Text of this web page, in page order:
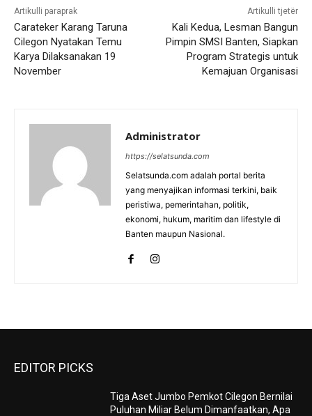
Artikulli paraprak
Carateker Karang Taruna
Cilegon Nyatakan Temu
Karya Dilaksanakan 19
November
Artikulli tjetër
Kali Kedua, Lesman Bangun
Pimpin SMSI Banten, Siapkan
Program Strategis untuk
Kemajuan Organisasi
Administrator
https://selatsunda.com
Selatsunda.com adalah portal berita
yang menyajikan informasi terkini, baik
peristiwa, pemerintahan, politik,
ekonomi, hukum, maritim dan lifestyle di
Banten maupun Nasional.
EDITOR PICKS
Tiga Aset Jumbo Pemkot Cilegon Bernilai
Puluhan Miliar Belum Dimanfaatkan, Apa